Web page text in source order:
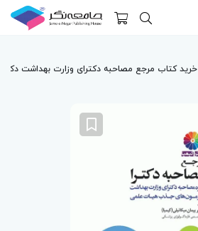
خرید کتاب مرجع مصاحبه دکترای وزارت بهداشت دکتر